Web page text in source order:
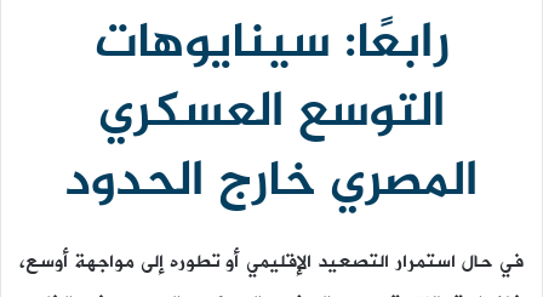
رابعًا: سينايوهات
التوسع العسكري
المصري خارج الحدود
في حال استمرار التصعيد الإقليمي أو تطوره إلى مواجهة أوسع،